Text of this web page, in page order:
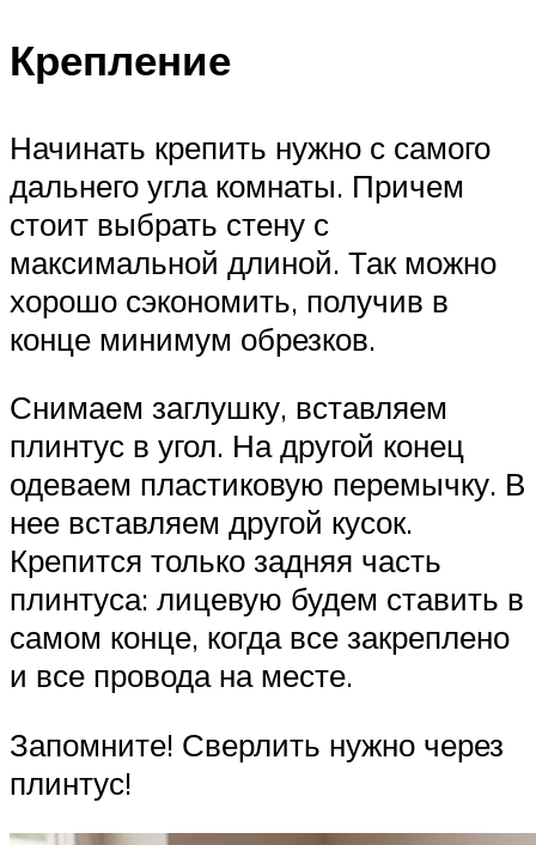
Крепление
Начинать крепить нужно с самого
дальнего угла комнаты. Причем
стоит выбрать стену с
максимальной длиной. Так можно
хорошо сэкономить, получив в
конце минимум обрезков.
Снимаем заглушку, вставляем
плинтус в угол. На другой конец
одеваем пластиковую перемычку. В
нее вставляем другой кусок.
Крепится только задняя часть
плинтуса: лицевую будем ставить в
самом конце, когда все закреплено
и все провода на месте.
Запомните! Сверлить нужно через
плинтус!